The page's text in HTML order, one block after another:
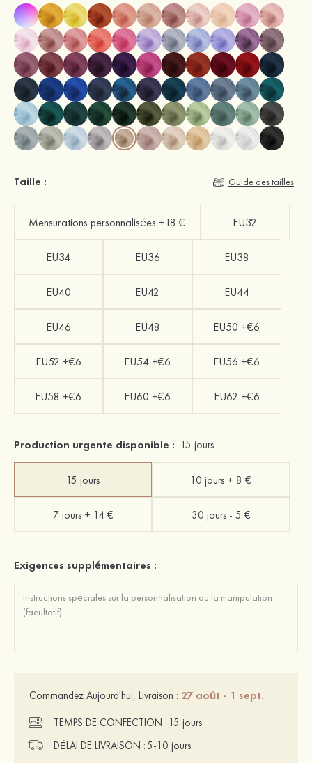
Taille : Guide des tailles
Mensurations personnalisées +18 € EU32
EU34 EU36 EU38
EU40 EU42 EU44
EU46 EU48 EU50 +€6
EU52 +€6 EU54 +€6 EU56 +€6
EU58 +€6 EU60 +€6 EU62 +€6
Production urgente disponible : 15 jours
15 jours 10 jours + 8 €
7 jours + 14 € 30 jours - 5 €
Exigences supplémentaires :
Commandez Aujourd'hui, Livraison : 27 août - 1 sept.
TEMPS DE CONFECTION : 15 jours
DÉLAI DE LIVRAISON :5-10 jours